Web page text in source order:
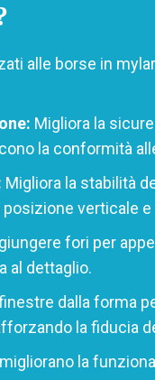
alle borse in
Migliora la
la conformità
Migliora la stabilità
verticale
fori per
al dettaglio.
dalla forma
la fiducia
la